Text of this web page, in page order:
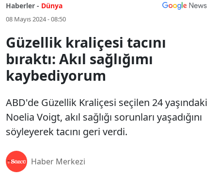
Haberler - Dünya
08 Mayıs 2024 - 08:50
Güzellik kraliçesi tacını
bıraktı: Akıl sağlığımı
kaybediyorum
ABD'de Güzellik Kraliçesi seçilen 24 yaşındaki
Noelia Voigt, akıl sağlığı sorunları yaşadığını
söyleyerek tacını geri verdi.
Haber Merkezi